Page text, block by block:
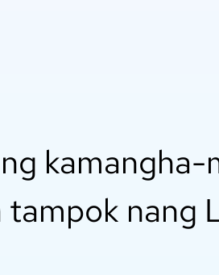
kamangha-
tampok nang